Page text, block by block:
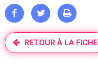
  
RETOUR À LA FICHE